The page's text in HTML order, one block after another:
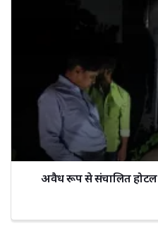
अवैध रूप से संचालित होटल